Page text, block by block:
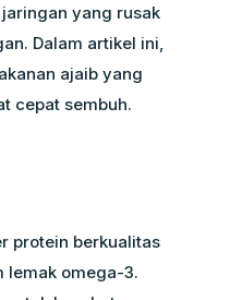
yang rusak
Dalam artikel ini,
ajaib yang
cepat sembuh.
protein berkualitas
lemak omega-3.